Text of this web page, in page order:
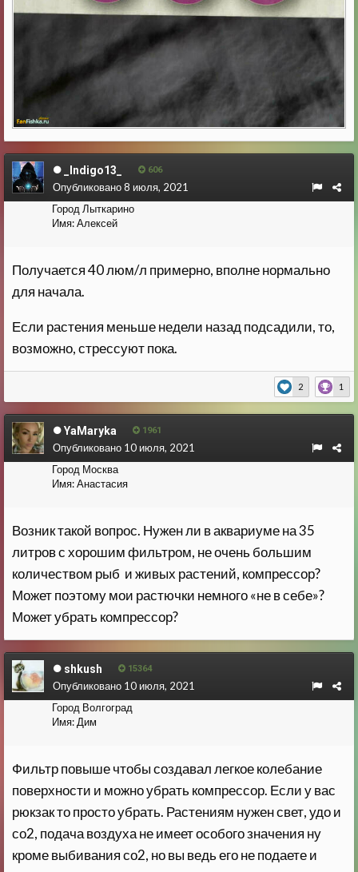
_Indigo13_ 606
Город Лыткарино
Имя:Алексей
Опубликовано8 июля, 2021
Получается 40 люм/л примерно, вполне нормально
для начала.
Если растения меньше недели назад подсадили, то,
возможно, стрессуют пока.
2 1
YaMaryka 1961
Город Москва
Имя:Анастасия
Опубликовано 10 июля, 2021
Возник такой вопрос. Нужен ли в аквариуме на 35
литров с хорошим фильтром, не очень большим
количеством рыб и живых растений, компрессор?
Может поэтому мои растючки немного «не в себе»?
Может убрать компрессор?
shkush 15364
Город Волгоград
Имя: Дим
Опубликовано 10 июля, 2021
Фильтр повыше чтобы создавал легкое колебание
поверхности и можно убрать компрессор. Если у вас
рюкзак то просто убрать. Растениям нужен свет, удо и
со2, подача воздуха не имеет особого значения ну
кроме выбивания со2, но вы ведь его не подаете и